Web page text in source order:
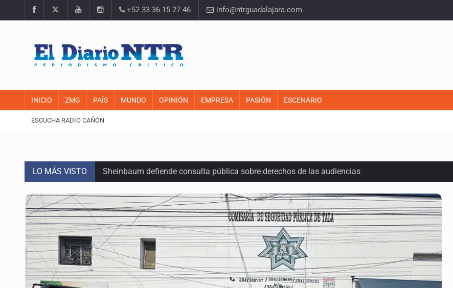
+52 33 36 15 27 46 info@ntrguadalajara.com
INICIO ZMG PAÍS MUNDO OPINIÓN EMPRESA PASIÓN ESCENARIO
ESCUCHA RADIO CAÑÓN
LO MÁS VISTO Sheinbaum defiende consulta pública sobre derechos de las audiencias
SEP permitirá regularización de escuelas militarizadas
Comité de expertos abre la puerta al fracking en México
LA NASA confirma que restos de un cohete de SpaceX impactaron en la Luna
'Nadie nos va a extrañar' regresa con una segunda temporada
México golea a Panamá y se clasifica al Mundial sub 20